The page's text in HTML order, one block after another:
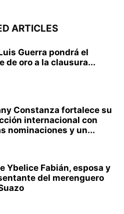
ARTICLES
Guerra pondrá el
de oro a la clausura...
Constanza fortalece su
internacional con
nominaciones y un...
Ybelice Fabián, esposa y
del merenguero